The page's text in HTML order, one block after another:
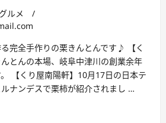
ルメ
/
完全手作りの栗きんとんです♪ 【く
とんの本場、岐阜中津川の創業余年
【くり屋南陽軒】10月17日の日本テ
ナンデスで栗柿が紹介されまし …